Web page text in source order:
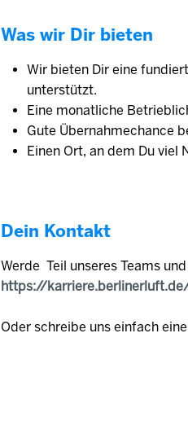
Was wir Dir bieten
Wir bieten Dir eine
unterstützt.
Eine monatliche
Gute Übernahmechance
Einen Ort, an dem Du viel
Dein Kontakt
Werde Teil unseres Teams
https://
Oder schreibe uns einfach